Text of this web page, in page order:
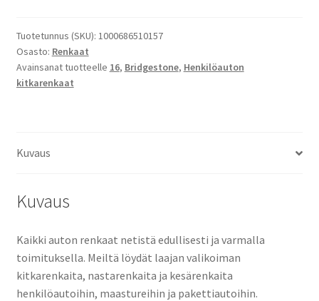
Tuotetunnus (SKU): 1000686510157
Osasto: Renkaat
Avainsanat tuotteelle 16, Bridgestone, Henkilöauton
kitkarenkaat
Kuvaus
Kuvaus
Kaikki auton renkaat netistä edullisesti ja varmalla
toimituksella. Meiltä löydät laajan valikoiman
kitkarenkaita, nastarenkaita ja kesärenkaita
henkilöautoihin, maastureihin ja pakettiautoihin.